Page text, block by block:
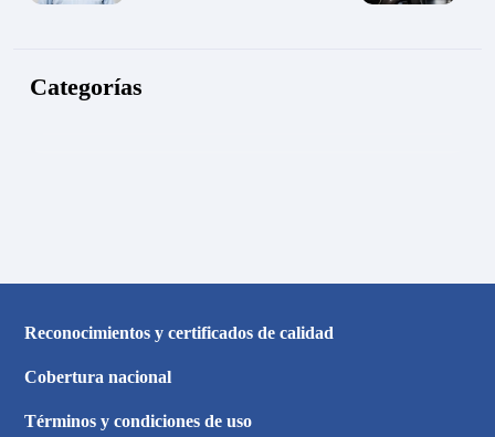
Categorías
Reconocimientos y certificados de calidad
Cobertura nacional
Términos y condiciones de uso